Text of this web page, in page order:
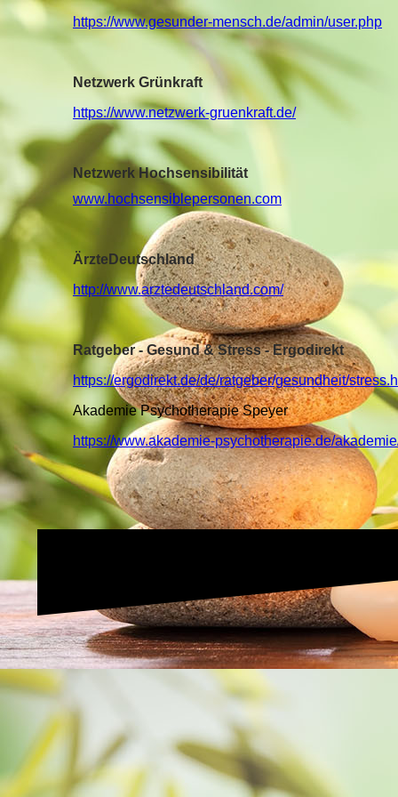
https://www.gesunder-mensch.de/admin/user.php
Netzwerk Grünkraft
https://www.netzwerk-gruenkraft.de/
Netzwerk Hochsensibilität
www.hochsensiblepersonen.com
ÄrzteDeutschland
http://www.arztedeutschland.com/
Ratgeber - Gesund & Stress - Ergodirekt
https://ergodirekt.de/de/ratgeber/gesundheit/
Akademie Psychotherapie Speyer
https://www.akademie-psychotherapie.de/